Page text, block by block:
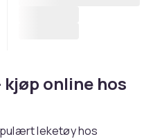
online hos
leketøy hos